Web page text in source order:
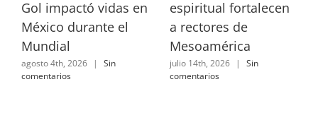
Gol impactó vidas en
México durante el
Mundial
agosto 4th, 2026 |
Sin
comentarios
espiritual fortalecen
a rectores de
Mesoamérica
julio 14th, 2026 |
Sin
comentarios